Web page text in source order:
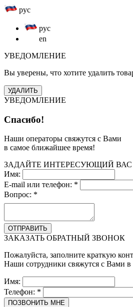
рус
рус
en
УВЕДОМЛЕНИЕ
Вы уверены, что хотите удалить
УВЕДОМЛЕНИЕ
Спасибо!
Наши операторы свяжутся с Вами
в самое ближайшее время!
ЗАДАЙТЕ ИНТЕРЕСУЮЩИЙ
Имя:
E-mail или телефон: *
Вопрос: *
ЗАКАЗАТЬ ОБРАТНЫЙ ЗВОНОК
Пожалуйста, заполните краткую
Наши сотрудники свяжутся с Вами
Имя:
Телефон: *